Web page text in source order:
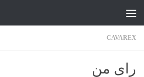
CAVAREX
رای من